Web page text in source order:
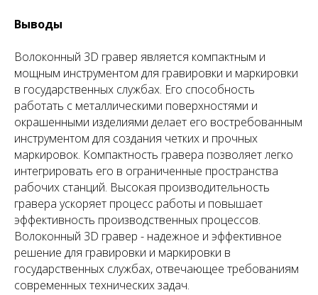
Выводы
Волоконный 3D гравер является компактным и
мощным инструментом для гравировки и маркировки
в государственных службах. Его способность
работать с металлическими поверхностями и
окрашенными изделиями делает его востребованным
инструментом для создания четких и прочных
маркировок. Компактность гравера позволяет легко
интегрировать его в ограниченные пространства
рабочих станций. Высокая производительность
гравера ускоряет процесс работы и повышает
эффективность производственных процессов.
Волоконный 3D гравер - надежное и эффективное
решение для гравировки и маркировки в
государственных службах, отвечающее требованиям
современных технических задач.